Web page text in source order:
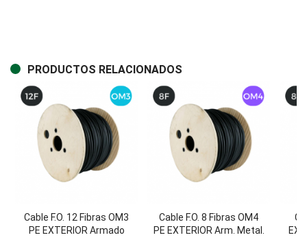
PRODUCTOS RELACIONADOS
Cable F.O. 12 Fibras OM3
PE EXTERIOR Armado
Cable F.O. 8 Fibras OM4
PE EXTERIOR Arm. Metal.